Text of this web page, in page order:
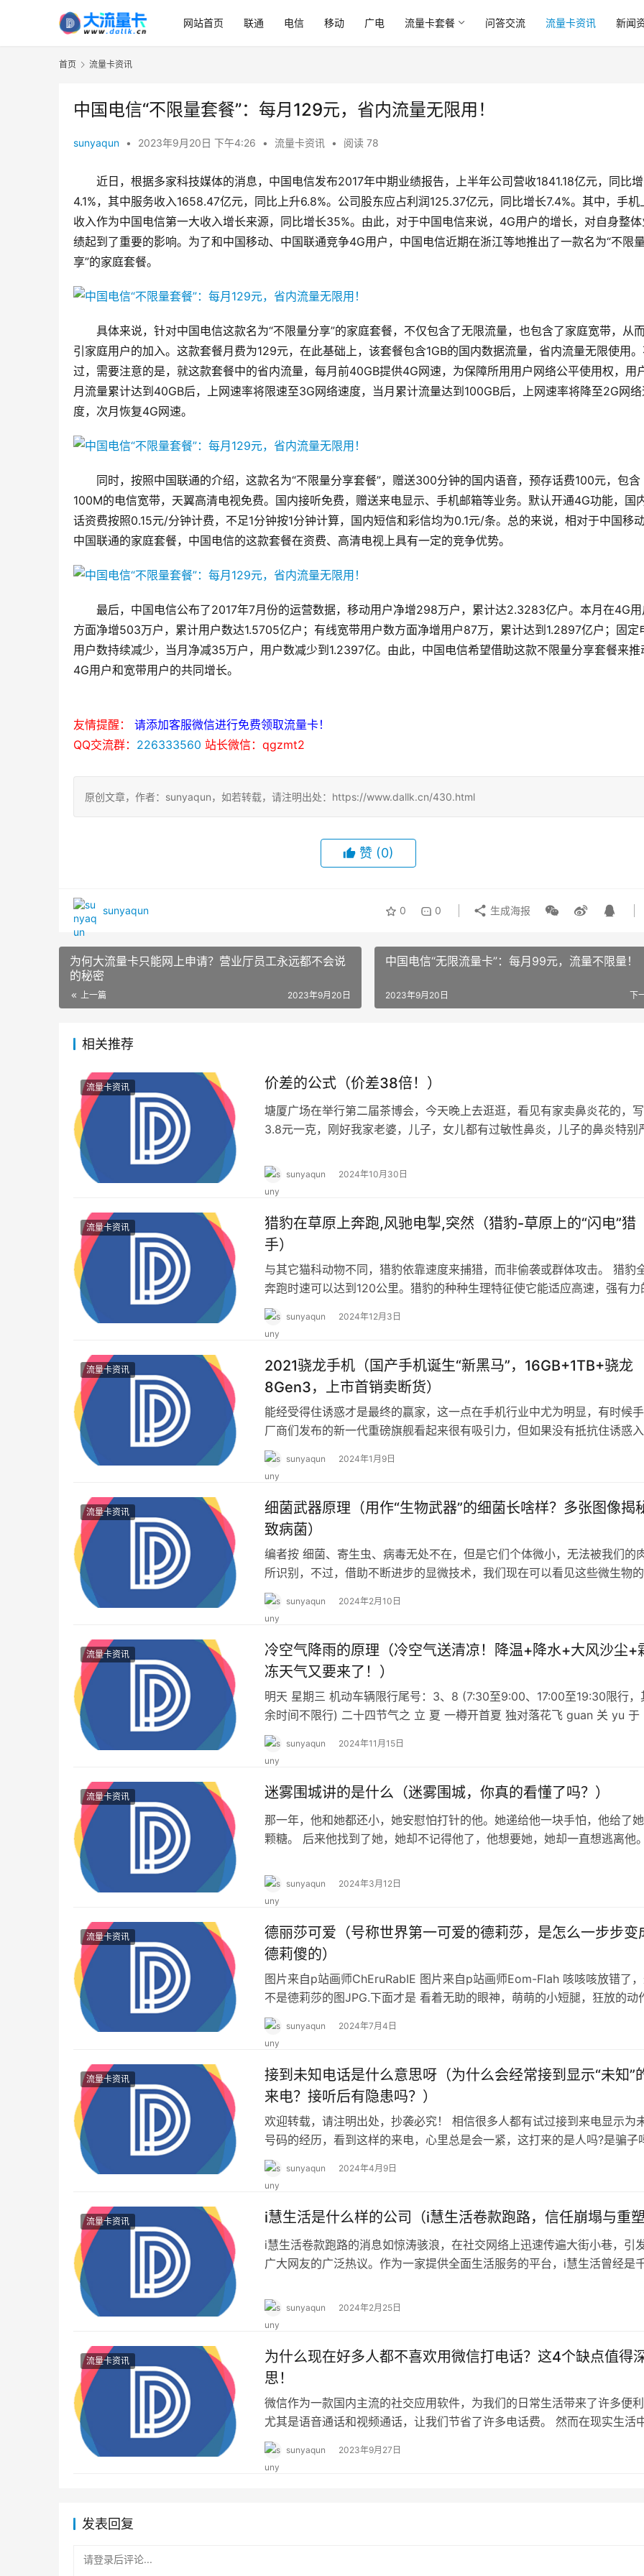
网站首页 联通 电信 移动 广电 流量卡套餐 问答交流 流量卡资讯 新闻
首页 流量卡资讯
中国电信“不限量套餐”：每月129元，省内流量无限用！
sunyaqun • 2023年9月20日 下午4:26 • 流量卡资讯 • 阅读 78
近日，根据多家科技媒体的消息，中国电信发布2017年中期业绩报告，上半年公司营收1841.18亿元，同比
4.1%，其中服务收入1658.47亿元，同比上升6.8%。公司股东应占利润125.37亿元，同比增长7.4%。其中，手机
收入作为中国电信第一大收入增长来源，同比增长35%。由此，对于中国电信来说，4G用户的增长，对自身整
绩起到了重要的影响。为了和中国移动、中国联通竞争4G用户，中国电信近期在浙江等地推出了一款名为“不限
享”的家庭套餐。
具体来说，针对中国电信这款名为“不限量分享”的家庭套餐，不仅包含了无限流量，也包含了家庭宽带，从
引家庭用户的加入。这款套餐月费为129元，在此基础上，该套餐包含1GB的国内数据流量，省内流量无限使用
过，需要注意的是，就这款套餐中的省内流量，每月前40GB提供4G网速，为保障所用用户网络公平使用权，用
月流量累计达到40GB后，上网速率将限速至3G网络速度，当月累计流量达到100GB后，上网速率将降至2G网
度，次月恢复4G网速。
同时，按照中国联通的介绍，这款名为“不限量分享套餐”，赠送300分钟的国内语音，预存话费100元，包含
100M的电信宽带，天翼高清电视免费。国内接听免费，赠送来电显示、手机邮箱等业务。默认开通4G功能，国
话资费按照0.15元/分钟计费，不足1分钟按1分钟计算，国内短信和彩信均为0.1元/条。总的来说，相对于中国移
中国联通的家庭套餐，中国电信的这款套餐在资费、高清电视上具有一定的竞争优势。
最后，中国电信公布了2017年7月份的运营数据，移动用户净增298万户，累计达2.3283亿户。本月在4G
方面净增503万户，累计用户数达1.5705亿户；有线宽带用户数方面净增用户87万，累计达到1.2897亿户；固定
用户数持续减少，当月净减35万户，用户数减少到1.2397亿。由此，中国电信希望借助这款不限量分享套餐来推
4G用户和宽带用户的共同增长。
友情提醒：
请添加客服微信进行免费领取流量卡！
QQ交流群： 226333560 站长微信：qgzmt2
原创文章，作者：sunyaqun，如若转载，请注明出处：https://www.dallk.cn/430.html
赞 (0)
sunyaqun 0 0 生成海报
为何大流量卡只能网上申请？营业厅员工永远都不会说
的秘密
上一篇 2023年9月20日
中国电信“无限流量卡”：每月99元，流量不限量！
下
2023年9月20日
相关推荐
流量卡资讯 价差的公式（价差38倍！）
塘厦广场在举行第二届茶博会，今天晚上去逛逛，看见有家卖鼻炎花的，
3.8元一克，刚好我家老婆，儿子，女儿都有过敏性鼻炎，儿子的鼻炎特别
sunyaqun 2024年10月30日
流量卡资讯
猎豹在草原上奔跑,风驰电掣,突然（猎豹-草原上的“闪电”猎
手）
与其它猫科动物不同，猎豹依靠速度来捕猎，而非偷袭或群体攻击。 猎豹
奔跑时速可以达到120公里。猎豹的种种生理特征使它能适应高速，强有力
心脏、超大的肝、大而有力的动脉。 它的身…
sunyaqun 2024年12月3日
流量卡资讯
2021骁龙手机（国产手机诞生“新黑马”，16GB+1TB+骁龙
8Gen3，上市首销卖断货）
能经受得住诱惑才是最终的赢家，这一点在手机行业中尤为明显，有时候
厂商们发布的新一代重磅旗舰看起来很有吸引力，但如果没有抵抗住诱惑
了，用不了多久就会后悔，因为手机行业中强大的…
sunyaqun 2024年1月9日
流量卡资讯
细菌武器原理（用作“生物武器”的细菌长啥样？多张图像揭
致病菌）
编者按 细菌、寄生虫、病毒无处不在，但是它们个体微小，无法被我们的
所识别，不过，借助不断进步的显微技术，我们现在可以看见这些微生物
实模样。近期，IBM 公司特别展示了 50…
sunyaqun 2024年2月10日
流量卡资讯
冷空气降雨的原理（冷空气送清凉！降温+降水+大风沙尘+
冻天气又要来了！）
明天 星期三 机动车辆限行尾号：3、8 (7:30至9:00、17:00至19:30限行，
余时间不限行) 二十四节气之 立 夏 一樽开首夏 独对落花飞 guan 关 yu
sunyaqun 2024年11月15日
流量卡资讯 迷雾围城讲的是什么（迷雾围城，你真的看懂了吗？）
那一年，他和她都还小，她安慰怕打针的他。她递给他一块手怕，他给了
颗糖。 后来他找到了她，她却不记得他了，他想要她，她却一直想逃离他
sunyaqun 2024年3月12日
流量卡资讯
德丽莎可爱（号称世界第一可爱的德莉莎，是怎么一步步变
德莉傻的）
图片来自p站画师ChEruRabIE 图片来自p站画师Eom-Flah 咳咳咳放错了
不是德莉莎的图JPG.下面才是 看着无助的眼神，萌萌的小短腿，狂放的动
你能把她和上面那个…
sunyaqun 2024年7月4日
流量卡资讯
接到未知电话是什么意思呀（为什么会经常接到显示“未知”
来电？接听后有隐患吗？）
欢迎转载，请注明出处，抄袭必究！ 相信很多人都有试过接到来电显示为
号码的经历，看到这样的来电，心里总是会一紧，这打来的是人吗?是骗子
万一是认识的人呢？ 这到底要不要接？首先…
sunyaqun 2024年4月9日
流量卡资讯 i慧生活是什么样的公司（i慧生活卷款跑路，信任崩塌与重
i慧生活卷款跑路的消息如惊涛骇浪，在社交网络上迅速传遍大街小巷，引
广大网友的广泛热议。作为一家提供全面生活服务的平台，i慧生活曾经是
sunyaqun 2024年2月25日
流量卡资讯
为什么现在好多人都不喜欢用微信打电话？这4个缺点值得
思！
微信作为一款国内主流的社交应用软件，为我们的日常生活带来了许多便
尤其是语音通话和视频通话，让我们节省了许多电话费。 然而在现实生活
小雨发现有越来越多的人不喜欢用微信来打电话…
sunyaqun 2023年9月27日
发表回复
请登录后评论...